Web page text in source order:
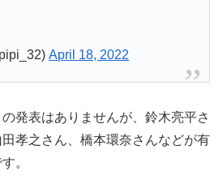
April 18, 2022
発表はありませんが、鈴木亮平さ
孝之さん、橋本環奈さんなどが有
。